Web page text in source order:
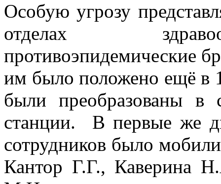
Особую угрозу
отделах
противоэпидемические
им было положено ещё в
были преобразованы в
станции.
В первые же
сотрудников было
Кантор Г.Г., Каверина